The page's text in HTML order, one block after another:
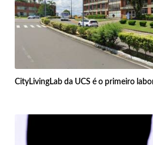
CityLivingLab da UCS é o primeiro